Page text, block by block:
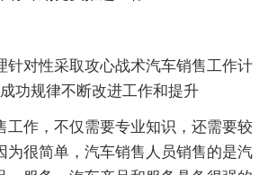
对性采取攻心战术汽车销售工作计
功规律不断改进工作和提升
作，不仅需要专业知识，还需要较
为很简单，汽车销售人员销售的是汽